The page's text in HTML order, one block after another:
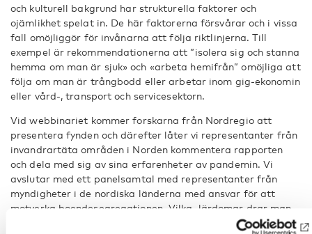
och kulturell bakgrund har strukturella faktorer och
ojämlikhet spelat in. De här faktorerna försvårar och i vissa
fall omöjliggör för invånarna att följa riktlinjerna. Till
exempel är rekommendationerna att ”isolera sig och stanna
hemma om man är sjuk» och «arbeta hemifrån” omöjliga att
följa om man är trångbodd eller arbetar inom gig-ekonomin
eller vård-, transport och servicesektorn.
Vid webbinariet kommer forskarna från Nordregio att
presentera fynden och därefter låter vi representanter från
invandrartäta områden i Norden kommentera rapporten
och dela med sig av sina erfarenheter av pandemin. Vi
avslutar med ett panelsamtal med representanter från
myndigheter i de nordiska länderna med ansvar för att
motverka boendesegregationen. Vilka lärdomar drar man
inför kommande pandemier och inför framtiden?